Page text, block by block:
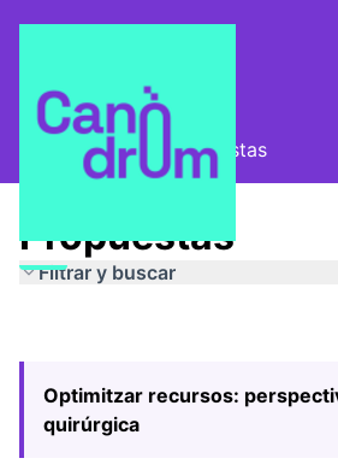
Pla Estratègic Propuestas
Propuestas
Filtrar y buscar
Optimitzar recursos:
quirúrgica